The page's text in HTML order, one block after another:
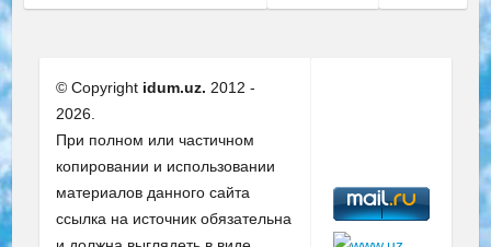
© Copyright idum.uz. 2012 -
2026.
При полном или частичном
копировании и использовании
материалов данного сайта
ссылка на источник обязательна